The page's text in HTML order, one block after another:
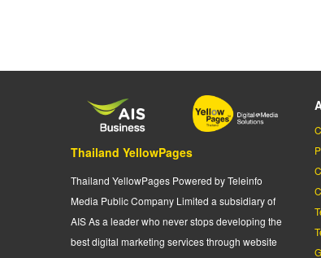
Thailand YellowPages
Thailand YellowPages Powered by Teleinfo
Media Public Company Limited a subsidiary of
AIS As a leader who never stops developing the
best digital marketing services through website